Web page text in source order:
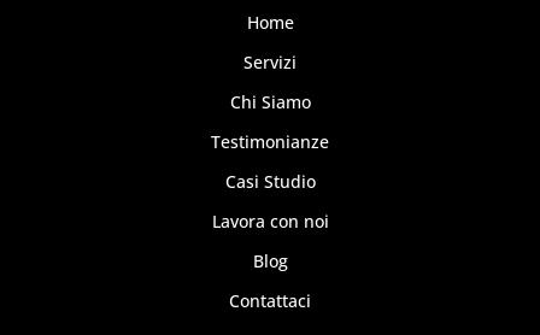
Home
Servizi
Chi Siamo
Testimonianze
Casi Studio
Lavora con noi
Blog
Contattaci